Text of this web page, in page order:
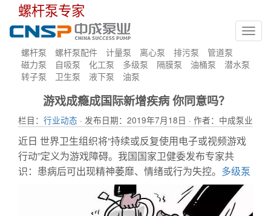
螺杆泵专家
螺杆泵 螺杆泵配件 计量泵 离心泵 排污泵
管道泵
磁力泵
自吸泵 化工泵 多级泵 隔膜泵 油桶泵
潜水泵
转子泵
卫生泵 液下泵 油泵
游戏成瘾成国际新增疾病 你同意吗？
栏目： 行业动态 · 发布日期：2019年7月18日 · 作者：中成泵业
近日 世界卫生组织将“持续或反复使用电子或视频游戏
行动”定义为游戏障碍。我国国家卫健委发布专家共
识：患病后可出现精神萎靡、情绪或行为失控。 多级泵